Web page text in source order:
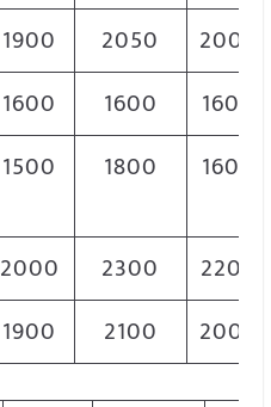
1900 2050
2000
1600 1600
1600
1500 1800 1600
2000 2300
2200
1900 2100 2000